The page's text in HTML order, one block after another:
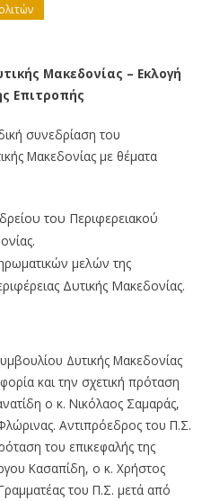
Μακεδονίας – Εκλογή
Επιτροπής
συνεδρίαση του
Μακεδονίας με θέματα
του Περιφερειακού
μελών της
Δυτικής Μακεδονίας.
Δυτικής Μακεδονίας
και την σχετική πρόταση
ο κ. Νικόλαος Σαμαράς,
Αντιπρόεδρος του Π.Σ.
του επικεφαλής της
Κασαπίδη, ο κ. Χρήστος
του Π.Σ. μετά από